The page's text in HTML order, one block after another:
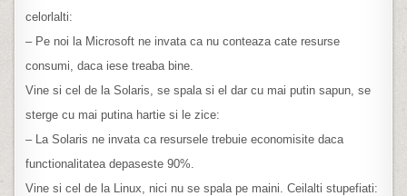
celorlalti:
– Pe noi la Microsoft ne invata ca nu conteaza cate resurse
consumi, daca iese treaba bine.
Vine si cel de la Solaris, se spala si el dar cu mai putin sapun, se
sterge cu mai putina hartie si le zice:
– La Solaris ne invata ca resursele trebuie economisite daca
functionalitatea depaseste 90%.
Vine si cel de la Linux, nici nu se spala pe maini. Ceilalti stupefiati: